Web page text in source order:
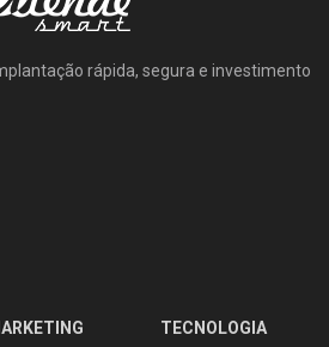
rápida, segura e investimento
TECNOLOGIA